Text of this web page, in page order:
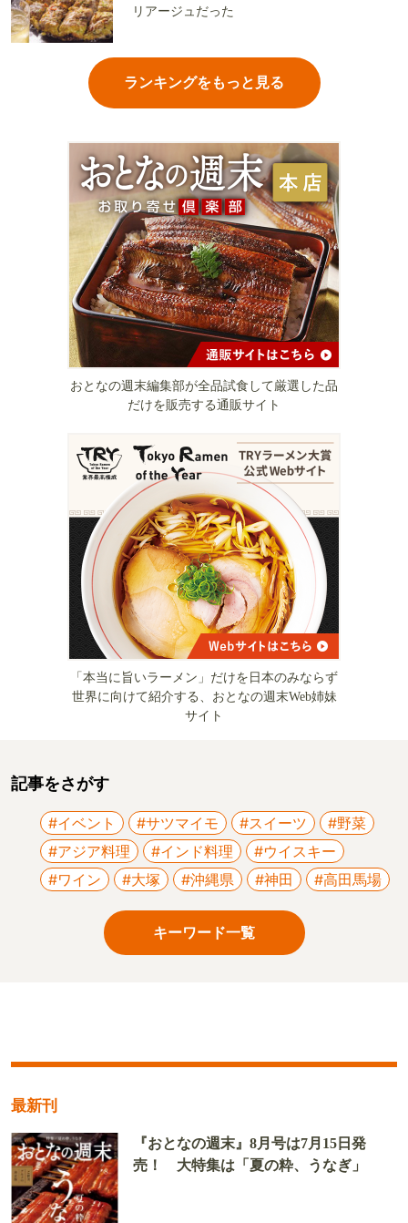
リアージュだった
ランキングをもっと見る
おとなの週末編集部が全品試食して厳選した品
だけを販売する通販サイト
「本当に旨いラーメン」だけを日本のみならず
世界に向けて紹介する、おとなの週末Web姉妹
サイト
記事をさがす
#イベント #サツマイモ #スイーツ
#野菜
#アジア料理
#インド料理
#ウイスキー
#ワイン
#大塚 #沖縄県 #神田 #高田馬場
キーワード一覧
最新刊
『おとなの週末』8月号は7月15日発
売！ 大特集は「夏の粋、うなぎ」